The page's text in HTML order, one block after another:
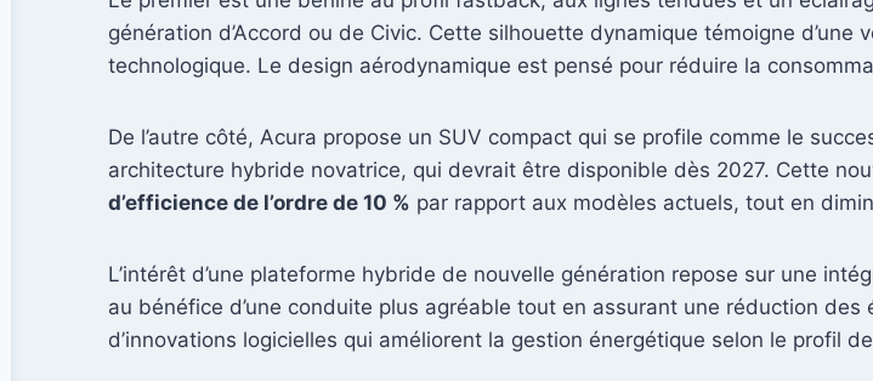
génération d’Accord ou de Civic. Cette silhouette dynamique témoigne
technologique. Le design aérodynamique est pensé pour réduire la
De l’autre côté, Acura propose un SUV compact qui se profile comme le
architecture hybride novatrice, qui devrait être disponible dès 2027. Cette
d’efficience de l’ordre de 10 % par rapport aux modèles actuels, tout en
L’intérêt d’une plateforme hybride de nouvelle génération repose sur une
au bénéfice d’une conduite plus agréable tout en assurant une réduction
d’innovations logicielles qui améliorent la gestion énergétique selon le profil